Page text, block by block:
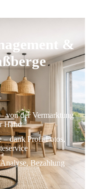
&
von der Vermarktung
Hand
dank Profi-Fotos,
Bezahlung